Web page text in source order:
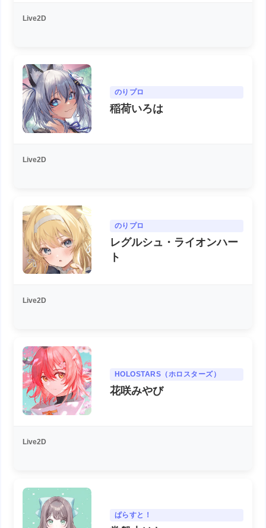
Live2D
のりプロ
稲荷いろは
Live2D
のりプロ
レグルシュ・ライオンハー
ト
Live2D
HOLOSTARS（ホロスターズ）
花咲みやび
Live2D
ぱらすと！